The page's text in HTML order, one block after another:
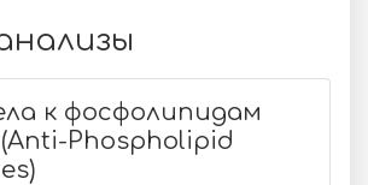
к фосфолипидам
Phospholipid